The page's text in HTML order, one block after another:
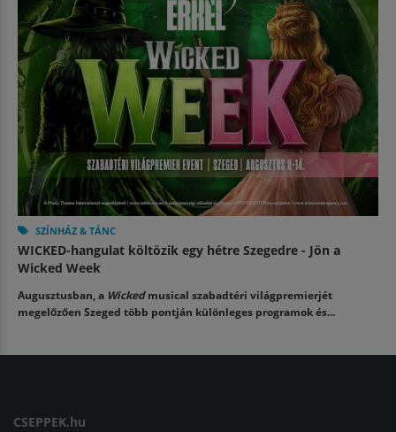
SZÍNHÁZ & TÁNC
WICKED-hangulat költözik egy hétre Szegedre - Jön a
Wicked Week
Augusztusban, a Wickedmusical szabadtéri világpremierjét
megelőzően Szeged több pontján különleges programok és...
CSEPPEK.hu